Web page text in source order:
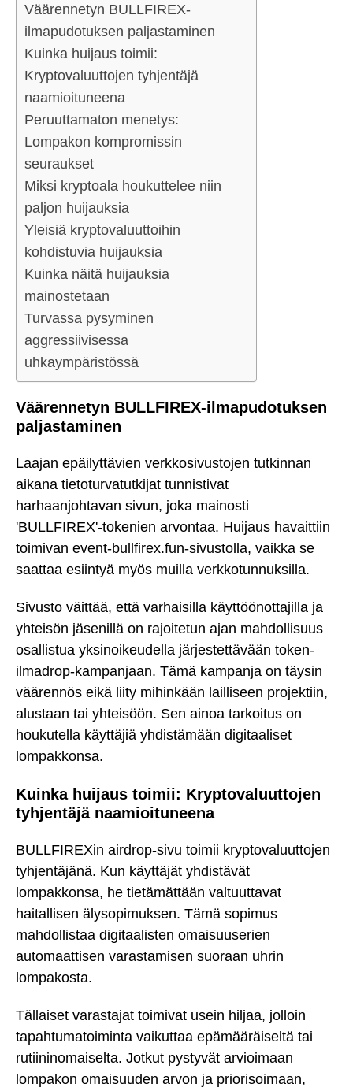
Väärennetyn BULLFIREX-
ilmapudotuksen paljastaminen
Kuinka huijaus toimii:
Kryptovaluuttojen tyhjentäjä
naamioituneena
Peruuttamaton menetys:
Lompakon kompromissin
seuraukset
Miksi kryptoala houkuttelee niin
paljon huijauksia
Yleisiä kryptovaluuttoihin
kohdistuvia huijauksia
Kuinka näitä huijauksia
mainostetaan
Turvassa pysyminen
aggressiivisessa
uhkaympäristössä
Väärennetyn BULLFIREX-ilmapudotuksen
paljastaminen
Laajan epäilyttävien verkkosivustojen tutkinnan
aikana tietoturvatutkijat tunnistivat
harhaanjohtavan sivun, joka mainosti
'BULLFIREX'-tokenien arvontaa. Huijaus havaittiin
toimivan event-bullfirex.fun-sivustolla, vaikka se
saattaa esiintyä myös muilla verkkotunnuksilla.
Sivusto väittää, että varhaisilla käyttöönottajilla ja
yhteisön jäsenillä on rajoitetun ajan mahdollisuus
osallistua yksinoikeudella järjestettävään token-
ilmadrop-kampanjaan. Tämä kampanja on täysin
väärennös eikä liity mihinkään lailliseen projektiin,
alustaan tai yhteisöön. Sen ainoa tarkoitus on
houkutella käyttäjiä yhdistämään digitaaliset
lompakkonsa.
Kuinka huijaus toimii: Kryptovaluuttojen
tyhjentäjä naamioituneena
BULLFIREXin airdrop-sivu toimii kryptovaluuttojen
tyhjentäjänä. Kun käyttäjät yhdistävät
lompakkonsa, he tietämättään valtuuttavat
haitallisen älysopimuksen. Tämä sopimus
mahdollistaa digitaalisten omaisuuserien
automaattisen varastamisen suoraan uhrin
lompakosta.
Tällaiset varastajat toimivat usein hiljaa, jolloin
tapahtumatoiminta vaikuttaa epämääräiseltä tai
rutiininomaiselta. Jotkut pystyvät arvioimaan
lompakon omaisuuden arvon ja priorisoimaan,